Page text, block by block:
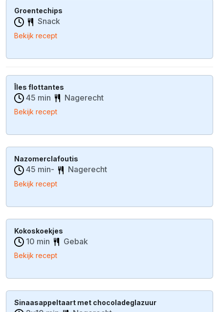
Groentechips
Snack
Bekijk recept
Îles flottantes
45 min Nagerecht
Bekijk recept
Nazomerclafoutis
45 min- Nagerecht
Bekijk recept
Kokoskoekjes
10 min Gebak
Bekijk recept
Sinaasappeltaart met chocoladeglazuur